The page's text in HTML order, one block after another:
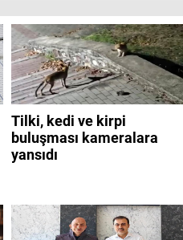
Tilki, kedi ve kirpi
buluşması kameralara
yansıdı